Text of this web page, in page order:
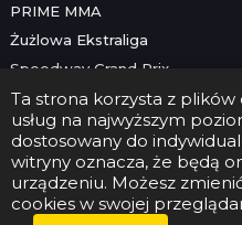
Ta strona korzysta z
usług na najwyższym
dostosowany do
witryny oznacza, że będą
urządzeniu. Możesz
cookies w swojej
PRIME MMA
Żużlowa Ekstraliga
Speedway Grand Prix
Skoki narciarskie
Copyright ©
Kontakt •Reklama•